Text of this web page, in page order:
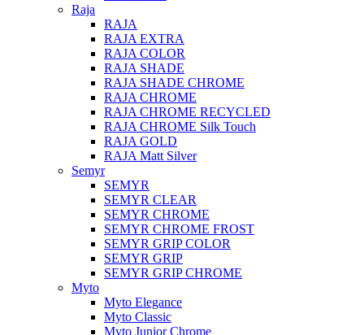
Raja
RAJA
RAJA EXTRA
RAJA COLOR
RAJA SHADE
RAJA SHADE CHROME
RAJA CHROME
RAJA CHROME RECYCLED
RAJA CHROME Silk Touch
RAJA GOLD
RAJA Matt Silver
Semyr
SEMYR
SEMYR CLEAR
SEMYR CHROME
SEMYR CHROME FROST
SEMYR GRIP COLOR
SEMYR GRIP
SEMYR GRIP CHROME
Myto
Myto Elegance
Myto Classic
Myto Junior Chrome